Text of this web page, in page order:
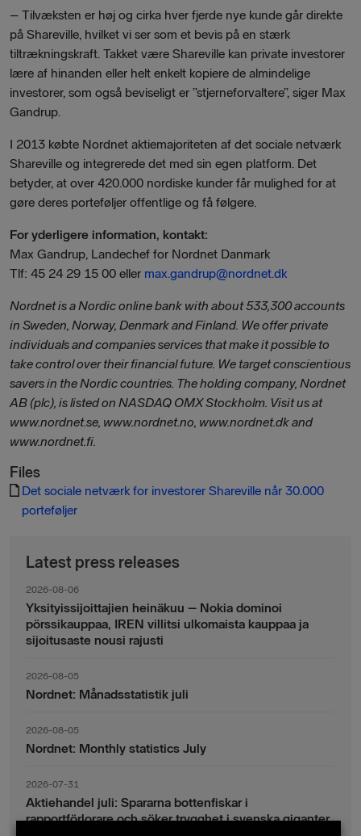
– Tilvæksten er høj og cirka hver fjerde nye kunde går direkte
på Shareville, hvilket vi ser som et bevis på en stærk
tiltrækningskraft. Takket være Shareville kan private investorer
lære af hinanden eller helt enkelt kopiere de almindelige
investorer, som også beviseligt er ”stjerneforvaltere”, siger Max
Gandrup.
I 2013 købte Nordnet aktiemajoriteten af det sociale netværk
Shareville og integrerede det med sin egen platform. Det
betyder, at over 420.000 nordiske kunder får mulighed for at
gøre deres porteføljer offentlige og få følgere.
For yderligere information, kontakt:
Max Gandrup, Landechef for Nordnet Danmark
Tlf: 45 24 29 15 00 eller max.gandrup@nordnet.dk
Nordnet is a Nordic online bank with about 533,300 accounts
in Sweden, Norway, Denmark and Finland. We offer private
individuals and companies services that make it possible to
take control over their financial future. We target conscientious
savers in the Nordic countries. The holding company, Nordnet
AB (plc), is listed on NASDAQ OMX Stockholm. Visit us at
www.nordnet.se, www.nordnet.no, www.nordnet.dk and
www.nordnet.fi.
Files
Det sociale netværk for investorer Shareville når 30.000
porteføljer
Latest press releases
2026-08-06
Yksityissijoittajien heinäkuu – Nokia dominoi
pörssikauppaa, IREN villitsi ulkomaista kauppaa ja
sijoitusaste nousi rajusti
2026-08-05
Nordnet: Månadsstatistik juli
2026-08-05
Nordnet: Monthly statistics July
2026-07-31
Aktiehandel juli: Spararna bottenfiskar i
rapportförlorare och söker trygghet i svenska giganter